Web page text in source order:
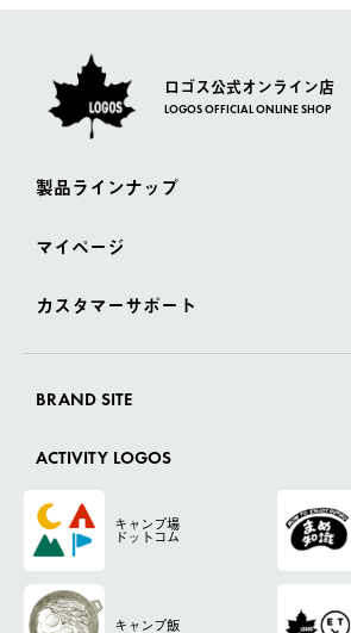
ロゴス公式オンライン店
LOGOS OFFICIAL ONLINE SHOP
製品ラインナップ
マイページ
カスタマーサポート
BRAND SITE
ACTIVITY LOGOS
キャンプ場
ドットコム
キャンプ飯